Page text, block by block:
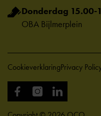
Donderdag 15.00-
OBA Bijlmerplein
CookieverklaringPrivacy